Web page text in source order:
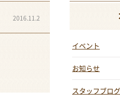
2016.11.2
イベント
お知らせ
スタッフブログ